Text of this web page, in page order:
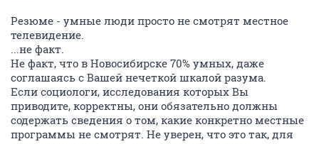
Резюме - умные люди просто не смотрят местное
телевидение.
...не факт.
Не факт, что в Новосибирске 70% умных, даже
соглашаясь с Вашей нечеткой шкалой разума.
Если социологи, исследования которых Вы
приводите, корректны, они обязательно должны
содержать сведения о том, какие конкретно местные
программы не смотрят. Не уверен, что это так, для